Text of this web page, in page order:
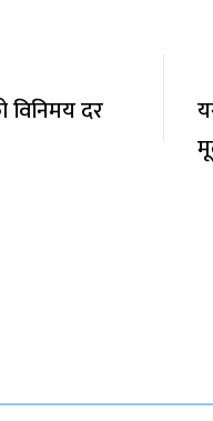
विनिमय दर